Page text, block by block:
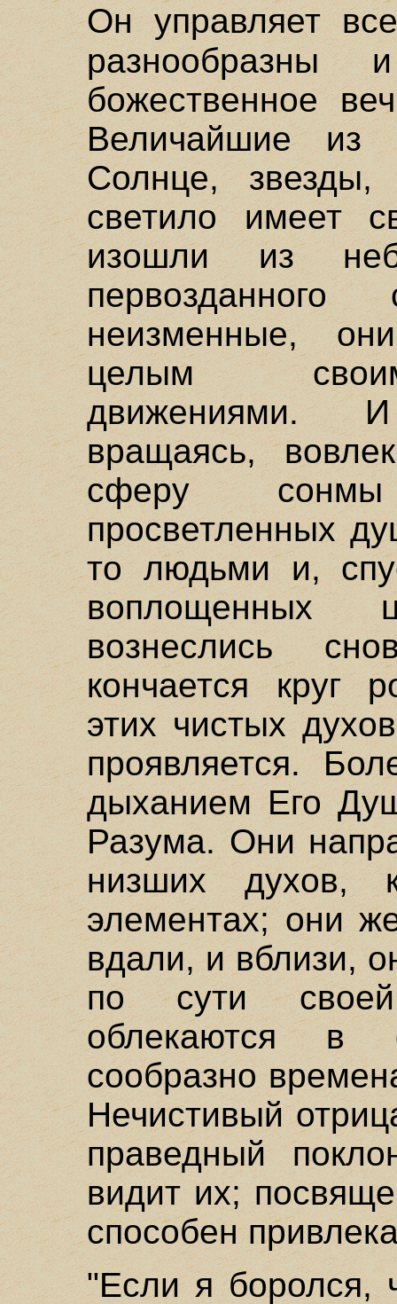
Он управляет
разнообразны
божественное
Величайшие
Солнце,
светило имеет
изошли из
первозданного
неизменные,
целым
движениями.
вращаясь,
сферу
просветленных
то людьми и,
воплощенных
вознеслись
кончается круг
этих чистых
проявляется.
дыханием Его
Разума. Они
низших духов,
элементах; они
вдали, и вблизи,
по сути
облекаются в
сообразно
Нечистивый
праведный
видит их;
способен
"Если я боролся,